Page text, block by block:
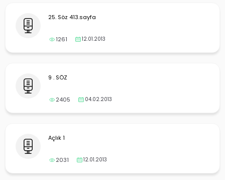
25. Söz 413.sayfa
1261 12.01.2013
9 . SÖZ
2405 04.02.2013
Açlık 1
2031 12.01.2013